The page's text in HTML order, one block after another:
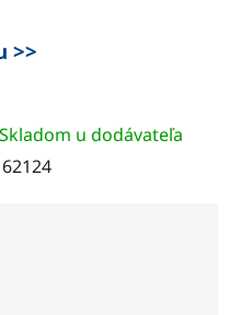
>>
Skladom u dodávateľa
62124